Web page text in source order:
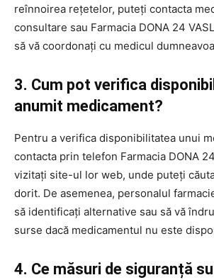
reînnoirea rețetelor, puteți contacta
consultare sau Farmacia DONA 24
să vă coordonați cu medicul
3. Cum pot verifica
anumit medicament?
Pentru a verifica disponibilitatea unui
contacta prin telefon Farmacia DONA
vizitați site-ul lor web, unde puteți
dorit. De asemenea, personalul
să identificați alternative sau să vă
surse dacă medicamentul nu este
4. Ce măsuri de siguranță